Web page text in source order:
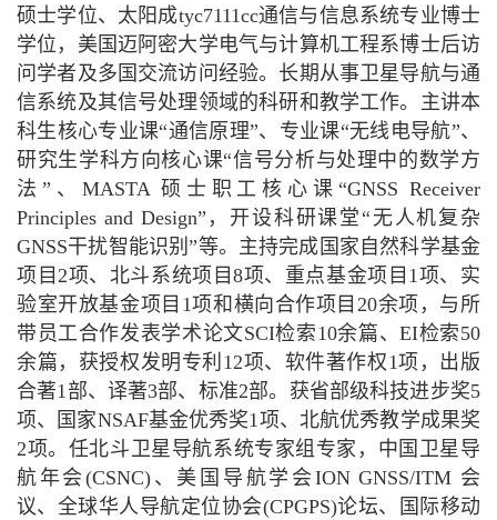
硕士学位、太阳成tyc7111cc通信与信息系统专业博士
学位，美国迈阿密大学电气与计算机工程系博士后访
问学者及多国交流访问经验。长期从事卫星导航与通
信系统及其信号处理领域的科研和教学工作。主讲本
科生核心专业课“通信原理”、专业课“无线电导航”、
研究生学科方向核心课“信号分析与处理中的数学方
法”、MASTA 硕士职工核心课“GNSS Receiver
Principles and Design”，开设科研课堂“无人机复杂
GNSS干扰智能识别”等。主持完成国家自然科学基金
项目2项、北斗系统项目8项、重点基金项目 1项、实
验室开放基金项目 1项和横向合作项目20余项，与所
带员工合作发表学术论文SCI检索10余篇、EI检索50
余篇，获授权发明专利12项、软件著作权1项，出版
合著1部、译著3部、标准2部。获省部级科技进步奖5
项、国家NSAF基金优秀奖1项、北航优秀教学成果奖
2项。任北斗卫星导航系统专家组专家，中国卫星导
航年会(CSNC)、美国导航学会ION GNSS/ITM 会
议、全球华人导航定位协会(CPGPS)论坛、国际移动